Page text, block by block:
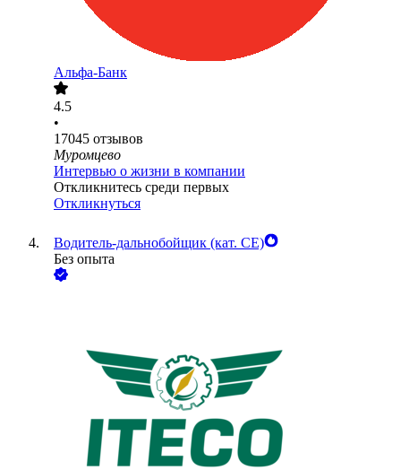
Альфа-Банк
4.5
•
17045 отзывов
Муромцево
Интервью о жизни в компании
Откликнитесь среди первых
Откликнуться
Водитель-дальнобойщик (кат. CE)
Без опыта